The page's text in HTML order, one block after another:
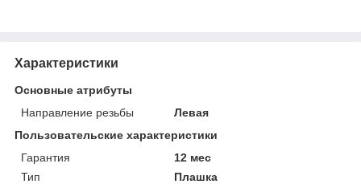
Характеристики
Основные атрибуты
Направление резьбы
Левая
Пользовательские характеристики
Гарантия
12 мес
Тип
Плашка